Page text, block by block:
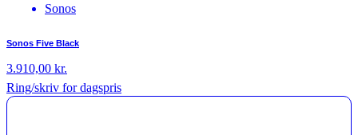
Sonos
Sonos Five Black
3.910,00 kr.
Ring/skriv for dagspris